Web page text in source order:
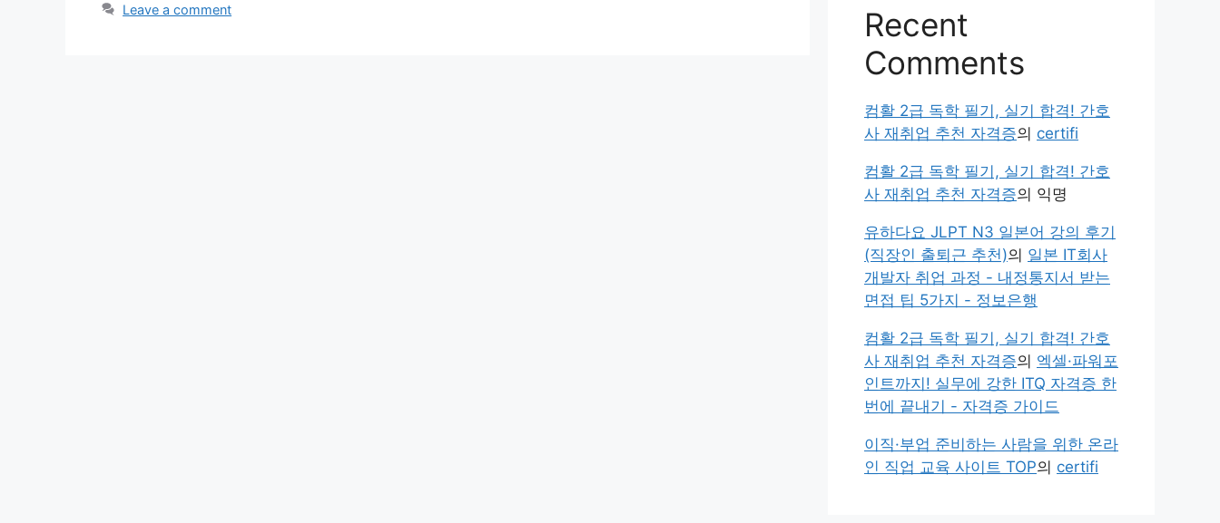
Leave a comment
Recent
Comments
컴활 2급 독학 필기, 실기 합격! 간호
사 재취업 추천 자격증의 certifi
컴활 2급 독학 필기, 실기 합격! 간호
사 재취업 추천 자격증의 익명
유하다요 JLPT N3 일본어 강의 후기
(직장인 출퇴근 추천)의 일본 IT회사
개발자 취업 과정 - 내정통지서 받는
면접 팁 5가지 - 정보은행
컴활 2급 독학 필기, 실기 합격! 간호
사 재취업 추천 자격증의 엑셀·파워포
인트까지! 실무에 강한 ITQ 자격증 한
번에 끝내기 - 자격증 가이드
이직·부업 준비하는 사람을 위한 온라
인 직업 교육 사이트 TOP의 certifi